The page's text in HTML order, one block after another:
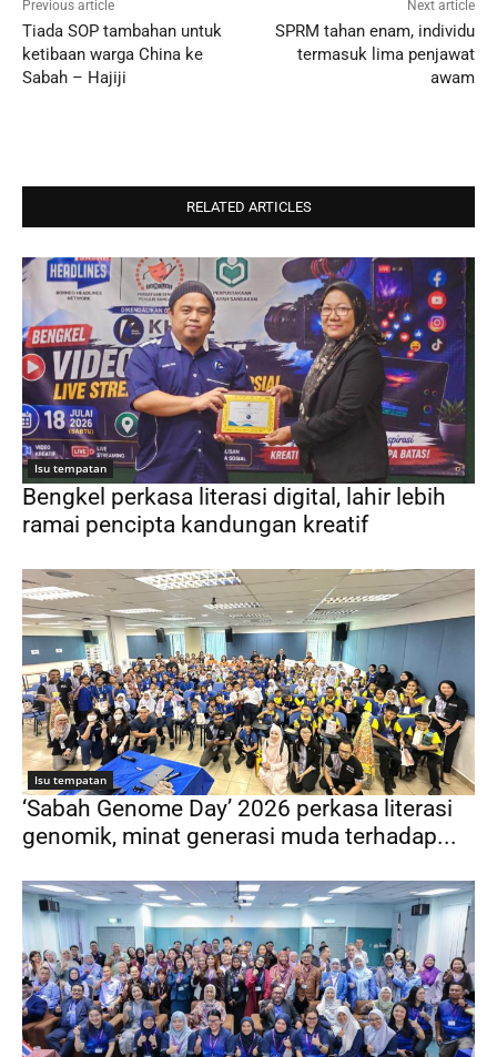
Previous article
Tiada SOP tambahan untuk
ketibaan warga China ke
Sabah – Hajiji
Next article
SPRM tahan enam, individu
termasuk lima penjawat
awam
RELATED ARTICLES
Isu tempatan
Bengkel perkasa literasi digital, lahir lebih
ramai pencipta kandungan kreatif
Isu tempatan
‘Sabah Genome Day’ 2026 perkasa literasi
genomik, minat generasi muda terhadap...